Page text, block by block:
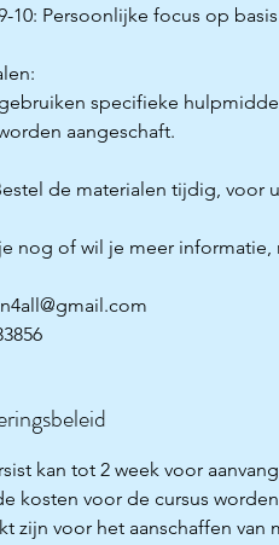
10: Persoonlijke focus op
specifieke
aangeschaft.
de materialen tijdig, voor
nog of wil je meer
kan tot 2 week voor
kosten voor de cursus
zijn voor het aanschaffen